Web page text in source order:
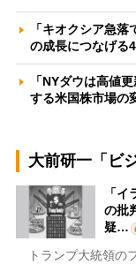
「キオクシア急
の成長につなげ
「NYダウは高値
する米国株市場
大前研一「ビ
「
の批
疑…
トランプ大統領の